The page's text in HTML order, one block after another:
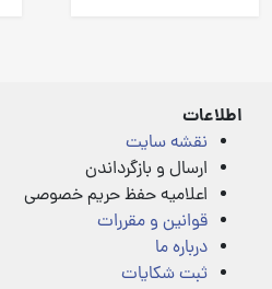
اطلاعات
نقشه سایت
ارسال و بازگرداندن
اعلامیه حفظ حریم خصوصی
قوانین و مقررات
درباره ما
ثبت شکایات